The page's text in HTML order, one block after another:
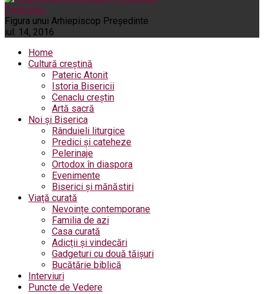
Pelerinaje
Figura unui Arhiepiscop Preşedinte
iul. 14, 2016
Home
Cultură creștină
Pateric Atonit
Istoria Bisericii
Cenaclu creștin
Artă sacră
Noi și Biserica
Rânduieli liturgice
Predici și cateheze
Pelerinaje
Ortodox în diaspora
Evenimente
Biserici și mănăstiri
Viață curată
Nevoințe contemporane
Familia de azi
Casa curată
Adicții și vindecări
Gadgeturi cu două tăișuri
Bucătărie biblică
Interviuri
Puncte de Vedere